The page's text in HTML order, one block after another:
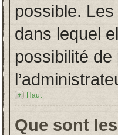
possible.
dans lequel
possibilité
Haut
Que sont